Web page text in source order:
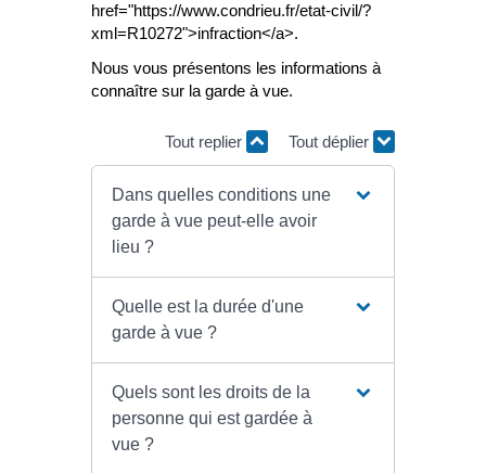
href="https://www.condrieu.fr/etat-civil/?
xml=R10272">infraction</a>.
Nous vous présentons les informations à
connaître sur la garde à vue.
Tout replier Tout déplier
Dans quelles conditions une
garde à vue peut-elle avoir
lieu ?
Quelle est la durée d'une
garde à vue ?
Quels sont les droits de la
personne qui est gardée à
vue ?